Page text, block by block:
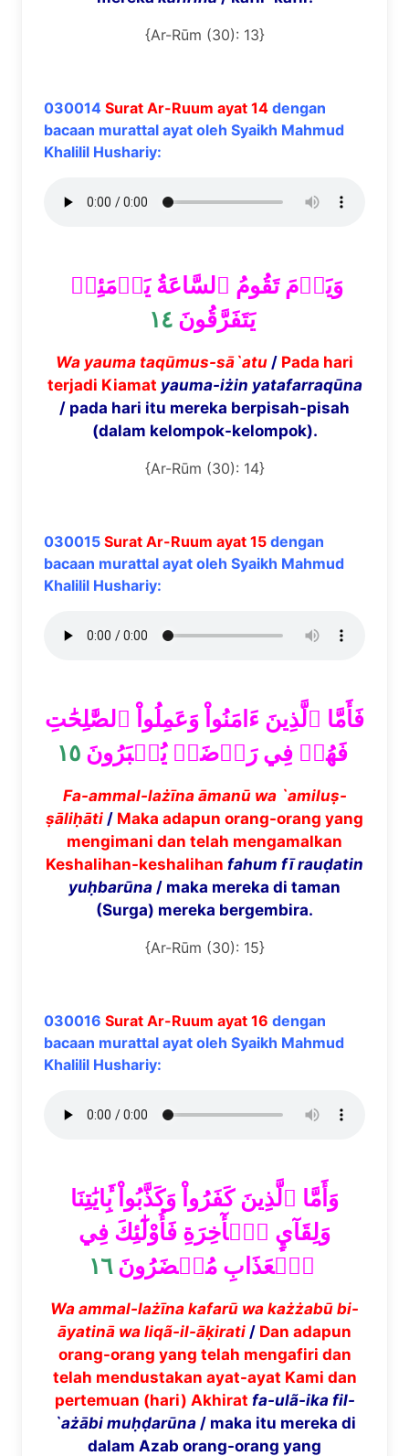
{Ar-Rūm (30): 13}
030014 Surat Ar-Ruum ayat 14 dengan
bacaan murattal ayat oleh Syaikh Mahmud
Khalilil Hushariy:
وَيَوۡمَ تَقُومُ ٱلسَّاعَةُ يَوۡمَئِذٖ
يَتَفَرَّقُونَ١٤
Wa yauma taqūmus-sā`atu / Pada hari
terjadi Kiamat yauma-iżin yatafarraqūna
/ pada hari itu mereka berpisah-pisah
(dalam kelompok-kelompok).
{Ar-Rūm (30): 14}
030015 Surat Ar-Ruum ayat 15 dengan
bacaan murattal ayat oleh Syaikh Mahmud
Khalilil Hushariy:
فَأَمَّا ٱلَّذِينَ ءَامَنُواْ وَعَمِلُواْ ٱلصَّٰلِحَٰتِ
فَهُمۡ فِي رَوۡضَةٖ يُحۡبَرُونَ١٥
Fa-ammal-lażīna āmanū wa `amiluṣ-
ṣāliḥāti / Maka adapun orang-orang yang
mengimani dan telah mengamalkan
Keshalihan-keshalihan fahum fī rauḍatin
yuḥbarūna / maka mereka di taman
(Surga) mereka bergembira.
{Ar-Rūm (30): 15}
030016 Surat Ar-Ruum ayat 16 dengan
bacaan murattal ayat oleh Syaikh Mahmud
Khalilil Hushariy:
وَأَمَّا ٱلَّذِينَ كَفَرُواْ وَكَذَّبُواْ بِ‍َٔايَٰتِنَا
وَلِقَآيِٕ ٱلۡأٓخِرَةِ فَأُوْلَٰٓئِكَ فِي
ٱلۡعَذَابِ مُحۡضَرُونَ١٦
Wa ammal-lażīna kafarū wa każżabū bi-
āyatinā wa liqã-il-āḳirati / Dan adapun
orang-orang yang telah mengafiri dan
telah mendustakan ayat-ayat Kami dan
pertemuan (hari) Akhirat fa-ulã-ika fil-
`ażābi muḥḍarūna/ maka itu mereka di
dalam Azab orang-orang yang